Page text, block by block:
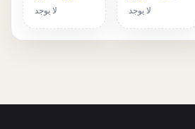
لا يوجد
لا يوجد